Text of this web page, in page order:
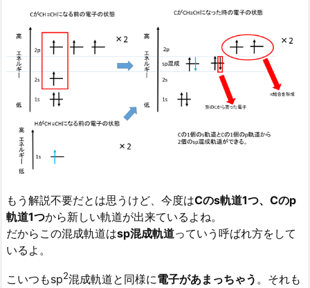
もう解説不要だとは思うけど、今度はCのs軌道1つ、Cのp
軌道1つから新しい軌道が出来ているよね。
だからこの混成軌道はsp混成軌道っていう呼ばれ方をして
いるよ。
こいつもsp2混成軌道と同様に電子があまっちゃう 。それも